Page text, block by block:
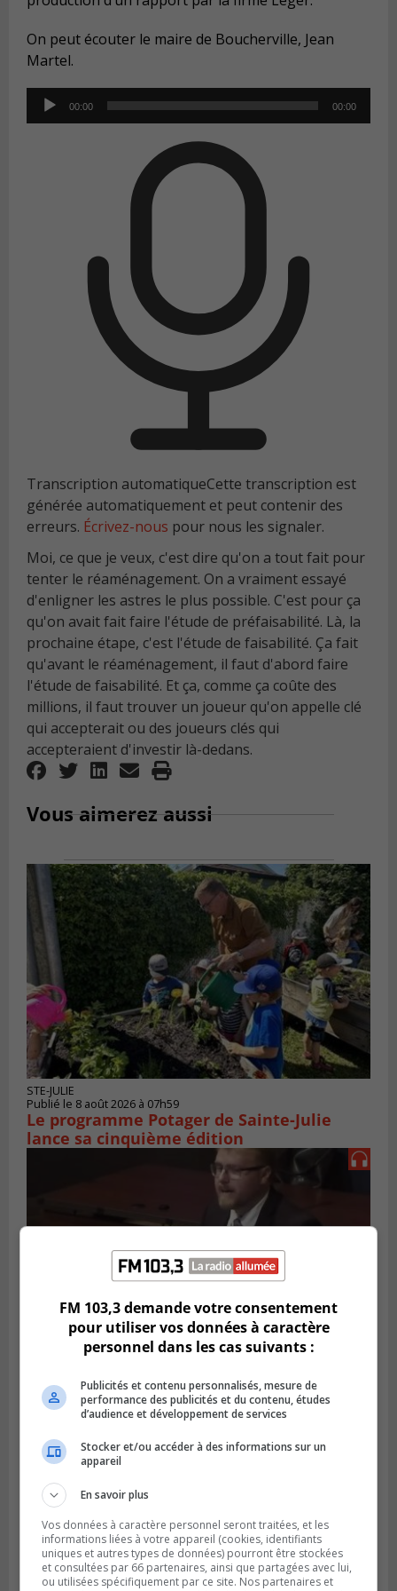
On peut écouter le maire de Boucherville, Jean
Martel.
Audio
Player
00:00 00:00
Transcription automatiqueCette transcription est
générée automatiquement et peut contenir des
erreurs. Écrivez-nous pour nous les signaler.
Moi, ce que je veux, c'est dire qu'on a tout fait pour
tenter le réaménagement. On a vraiment essayé
d'enligner les astres le plus possible. C'est pour ça
qu'on avait fait faire l'étude de préfaisabilité. Là, la
prochaine étape, c'est l'étude de faisabilité. Ça fait
qu'avant le réaménagement, il faut d'abord faire
l'étude de faisabilité. Et ça, comme ça coûte des
millions, il faut trouver un joueur qu'on appelle clé
qui accepterait ou des joueurs clés qui
accepteraient d'investir là-dedans.
Vous aimerez aussi
STE-JULIE
Publié le 8 août 2026 à 07h59
Le programme Potager de Sainte-Julie
lance sa cinquième édition
Publié le 7 août 2026 à 14h10
Les résidents de Longueuil souhaitent la
transparence dans l’affaire Tabarah
FM 103,3 demande votre consentement
pour utiliser vos données à caractère
personnel dans les cas suivants :
Publicités et contenu personnalisés, mesure de
performance des publicités et du contenu, études
d’audience et développement de services
Stocker et/ou accéder à des informations sur un
appareil
En savoir plus
Vos données à caractère personnel seront traitées, et les
informations liées à votre appareil (cookies, identifiants
uniques et autres types de données) pourront être stockées
et consultées par 66 partenaires, ainsi que partagées avec lui,
ou utilisées spécifiquement par ce site. Nos partenaires et